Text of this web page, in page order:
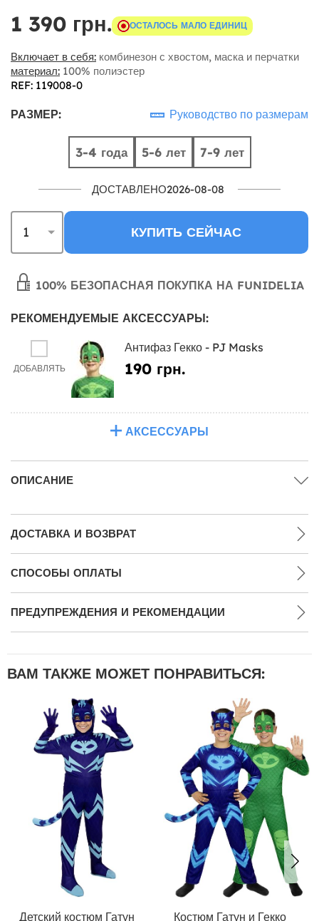
1 390 грн. ОСТАЛОСЬ МАЛО ЕДИНИЦ
Включает в себя: комбинезон с хвостом, маска и перчатки
материал: 100% полиэстер
REF: 119008-0
РАЗМЕР: Руководство по размерам
3-4 года 5-6 лет 7-9 лет
ДОСТАВЛЕНО2026-08-08
КУПИТЬ СЕЙЧАС
100% БЕЗОПАСНАЯ ПОКУПКА НА FUNIDELIA
РЕКОМЕНДУЕМЫЕ АКСЕССУАРЫ:
ДОБАВЛЯТЬ
Антифаз Гекко - PJ Masks
190 грн.
АКСЕССУАРЫ
ОПИСАНИЕ
ДОСТАВКА И ВОЗВРАТ
СПОСОБЫ ОПЛАТЫ
ПРЕДУПРЕЖДЕНИЯ И РЕКОМЕНДАЦИИ
ВАМ ТАКЖЕ МОЖЕТ ПОНРАВИТЬСЯ:
Детский костюм Гатун Костюм Гатун и Гекко